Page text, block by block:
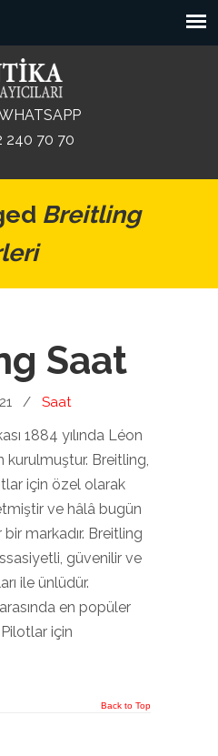
240 70 70
Breitling
Saat
/ Saat
1884 yılında Léon
kurulmuştur. Breitling,
için özel olarak
ve hâlâ bugün
markadır. Breitling
güvenilir ve
ile ünlüdür.
en popüler
için
Back to Top